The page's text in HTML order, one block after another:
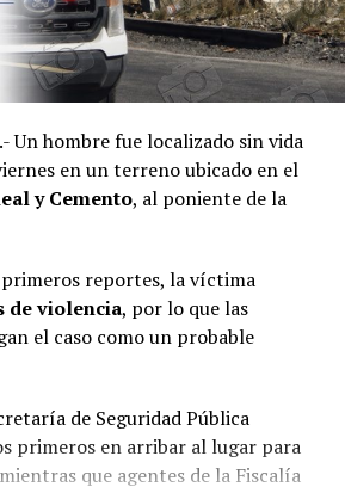
Un hombre fue localizado sin vida
en un terreno ubicado en el
y Cemento, al poniente de la
reportes, la víctima
de violencia, por lo que las
el caso como un probable
de Seguridad Pública
primeros en arribar al lugar para
que agentes de la Fiscalía